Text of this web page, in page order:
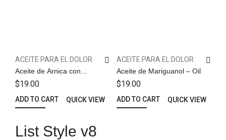
ACEITE PARA EL DOLOR
Aceite de Arnica con
Diclofenaco y Naproxeno –
Oil
$19.00
ADD TO CART QUICK VIEW
ACEITE PARA EL DOLOR
Aceite de Mariguanol – Oil
$19.00
ADD TO CART QUICK VIEW
List Style v8